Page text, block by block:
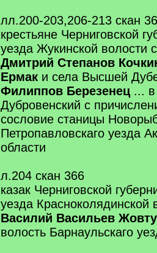
лл.200-203,206-213 скан
крестьяне Черниговской
уезда Жукинской волости
Дмитрий Степанов
Ермак и села Высшей
Филиппов Березенец ... в
Дубровенский с
сословие станицы
Петропавловскаго уезда
области
л.204 скан 366
казак Черниговской
уезда Красноколядинской
Василий Васильев
волость Барнаульскаго